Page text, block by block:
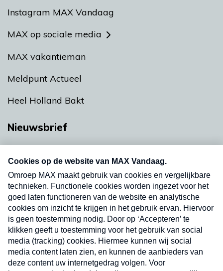
Instagram MAX Vandaag
MAX op sociale media
MAX vakantieman
Meldpunt Actueel
Heel Holland Bakt
Nieuwsbrief
nieuwsbrief. Elke vrijdag- en dinsdagochtend in
uw mailbox.
Verzend